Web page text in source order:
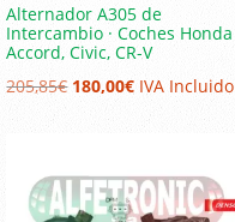
Alternador A305 de
Intercambio · Coches Honda
Accord, Civic, CR-V
205,85€ El
precio
era:
205,85€.
180,00€El
precio
es:
180,00€.
IVA Incluido